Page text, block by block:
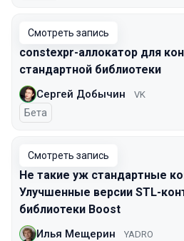
Смотреть запись
constexpr-аллокатор для
стандартной библиотеки
Сергей Добычин VK
Бета
Смотреть запись
Не такие уж стандартные
Улучшенные версии STL-
библиотеки Boost
Илья Мещерин YADRO